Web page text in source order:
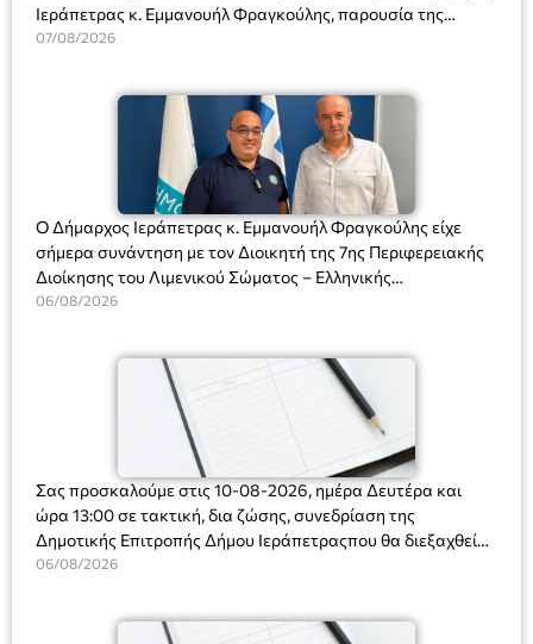
Ιεράπετρας κ. Εμμανουήλ Φραγκούλης, παρουσία της
Διευθύντριας του σχολείου κας Μαριάννας Χαΐτα.
07/08/2026
Ο Δήμαρχος Ιεράπετρας κ. Εμμανουήλ Φραγκούλης είχε
σήμερα συνάντηση με τον Διοικητή της 7ης Περιφερειακής
Διοίκησης του Λιμενικού Σώματος – Ελληνικής
Ακτοφυλακής (Λ.Σ.-ΕΛ.ΑΚΤ.), Αρχιπλοίαρχο Λ.Σ. κ. Ιωάννη
06/08/2026
Σας προσκαλούμε στις 10-08-2026, ημέρα Δευτέρα και
ώρα 13:00 σε τακτική, δια ζώσης, συνεδρίαση της
Δημοτικής Επιτροπής Δήμου Ιεράπετραςπου θα διεξαχθεί
στο Δημοτικό Κατάστημα, Δημοκρατίας 31 στην αίθουσα
και λήψη αποφάσεων στα παρακάτω θέματα:
06/08/2026